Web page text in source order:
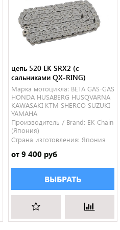
цепь 520 EK SRX2 (с
сальниками QX-RING)
Марка мотоцикла: BETA GAS-GAS
HONDA HUSABERG HUSQVARNA
KAWASAKI KTM SHERCO SUZUKI
YAMAHA
Производитель / Brand: EK Chain
(Япония)
Страна изготовления: Япония
от 9 400 руб
ВЫБРАТЬ